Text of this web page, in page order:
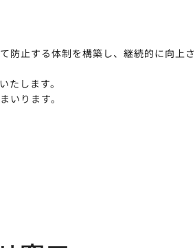
防止する体制を構築し、継続的に向上
します。
いります。